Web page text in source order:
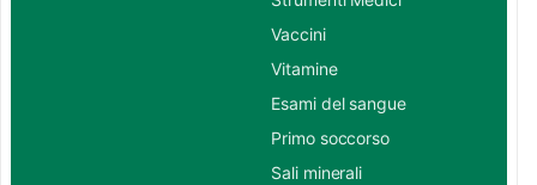
Vaccini
Vitamine
Esami del sangue
Primo soccorso
Sali minerali